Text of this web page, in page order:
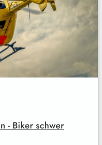
- Biker schwer